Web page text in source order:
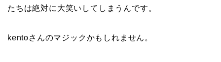
たちは絶対に大笑いしてしまうんです。
kentoさんのマジックかもしれません。